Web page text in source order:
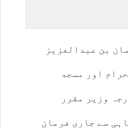
بن عبدالعزیز
اور مسجد
وزیر مقرر
سے جاری فرمان